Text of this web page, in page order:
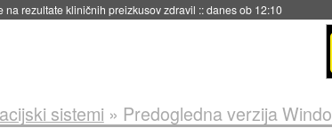
na rezultate kliničnih preizkusov zdravil ::danes ob 12:10
sistemi » Predogledna verzija